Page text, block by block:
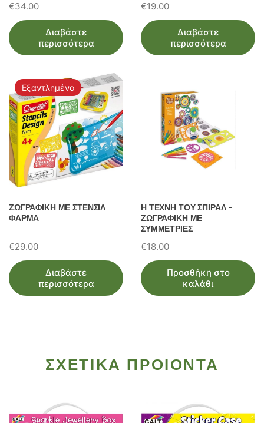
€34.00
Διαβάστε
περισσότερα
€19.00
Διαβάστε
περισσότερα
Εξαντλημένο
ΖΩΓΡΑΦΙΚΗ ΜΕ ΣΤΕΝΣΙΛ
ΦΑΡΜΑ
€29.00
Διαβάστε
περισσότερα
Η ΤΕΧΝΗ ΤΟΥ ΣΠΙΡΑΛ –
ΖΩΓΡΑΦΙΚΗ ΜΕ
ΣΥΜΜΕΤΡΙΕΣ
€18.00
Προσθήκη στο
καλάθι
ΣΧΕΤΙΚΑ ΠΡΟΙΟΝΤΑ